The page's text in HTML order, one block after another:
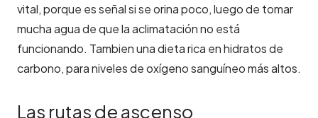
vital, porque es señal si se orina poco, luego de tomar
mucha agua de que la aclimatación no está
funcionando. Tambien una dieta rica en hidratos de
carbono, para niveles de oxígeno sanguíneo más altos.
Las rutas de ascenso